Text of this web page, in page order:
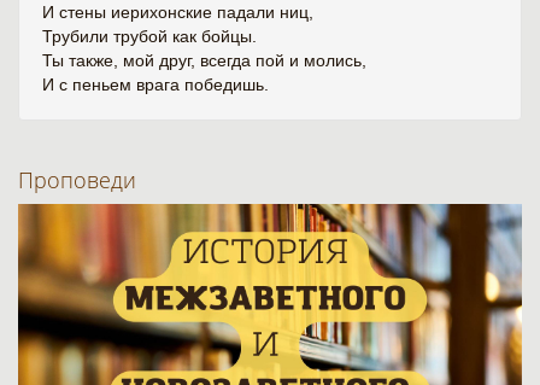
И стены иерихонские падали ниц,
Трубили трубой как бойцы.
Ты также, мой друг, всегда пой и молись,
И с пеньем врага победишь.
Проповеди